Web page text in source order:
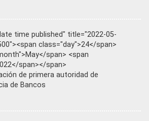
time published" title="2022-05-
class="day">24</span>
span> <span
span></span>
de primera autoridad de
de Bancos